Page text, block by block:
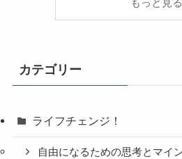
もっと見る
カテゴリー
ライフチェンジ！
自由になるための思考とマイ